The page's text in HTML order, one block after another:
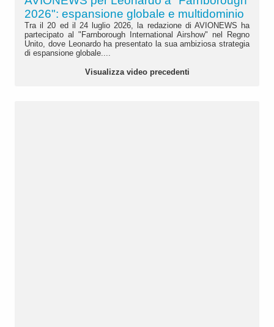
2026": espansione globale e multidominio
Tra il 20 ed il 24 luglio 2026, la redazione di AVIONEWS ha
partecipato al "Farnborough International Airshow" nel Regno
Unito, dove Leonardo ha presentato la sua ambiziosa strategia
di espansione globale....
Visualizza video precedenti